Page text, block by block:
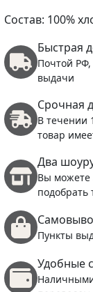
Состав: 100%
Быстрая
Почтой РФ,
выдачи
Срочная
В течении
товар
Два
Вы можете
подобрать
Пункты
Удобные